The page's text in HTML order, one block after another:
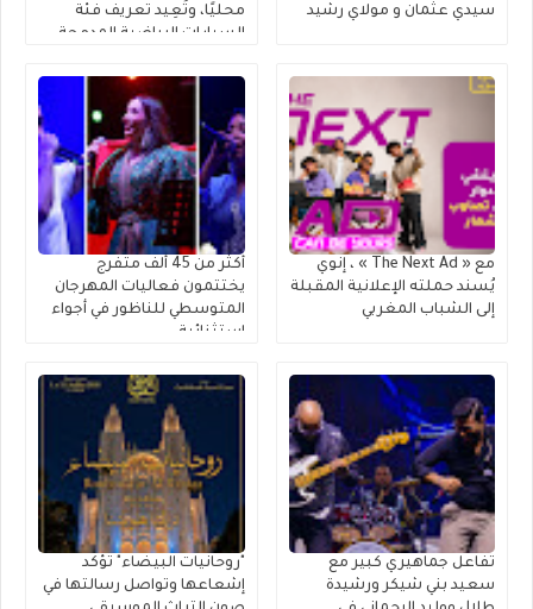
سيدي عثمان و مولاي رشيد
محليًا، وتُعِيد تعريف فئة
السيارات الرياضية المدمجة
مع « The Next Ad » ، إنوي
يُسند حملته الإعلانية المقبلة
إلى الشباب المغربي
أكثر من 45 ألف متفرج
يختتمون فعاليات المهرجان
المتوسطي للناظور في أجواء
استثنائية
تفاعل جماهيري كبير مع
سعيد بني شيكر ورشيدة
"روحانيات البيضاء" تؤكد
إشعاعها وتواصل رسالتها في